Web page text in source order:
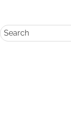
content
Search